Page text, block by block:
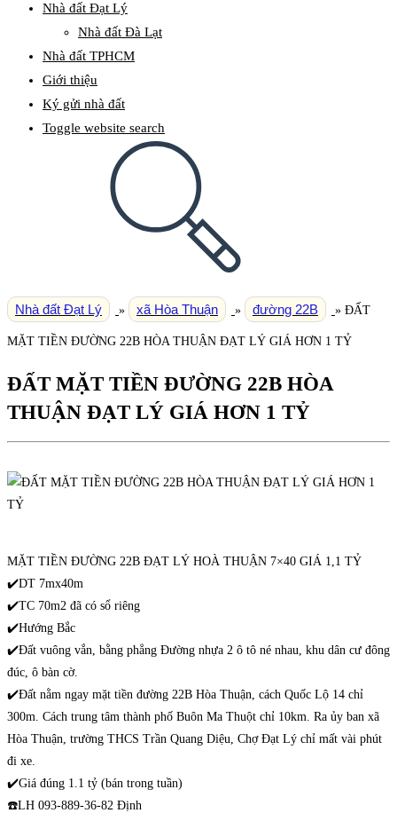
Nhà đất Đạt Lý
Nhà đất Đà Lạt
Nhà đất TPHCM
Giới thiệu
Ký gửi nhà đất
Toggle website search
Nhà đất Đạt Lý » xã Hòa Thuận » đường 22B » ĐẤT
MẶT TIỀN ĐƯỜNG 22B HÒA THUẬN ĐẠT LÝ GIÁ HƠN 1 TỶ
ĐẤT MẶT TIỀN ĐƯỜNG 22B HÒA
THUẬN ĐẠT LÝ GIÁ HƠN 1 TỶ
MẶT TIỀN ĐƯỜNG 22B ĐẠT LÝ HOÀ THUẬN 7×40 GIÁ 1,1 TỶ
✔️DT 7mx40m
✔️TC 70m2 đã có sổ riêng
✔️Hướng Bắc
✔️Đất vuông vắn, bằng phẳng Đường nhựa 2 ô tô né nhau, khu dân cư đông
đúc, ô bàn cờ.
✔️Đất nằm ngay mặt tiền đường 22B Hòa Thuận, cách Quốc Lộ 14 chỉ
300m. Cách trung tâm thành phố Buôn Ma Thuột chỉ 10km. Ra ủy ban xã
Hòa Thuận, trường THCS Trần Quang Diệu, Chợ Đạt Lý chỉ mất vài phút
đi xe.
✔️Giá đúng 1.1 tỷ (bán trong tuần)
☎️LH 093-889-36-82 Định